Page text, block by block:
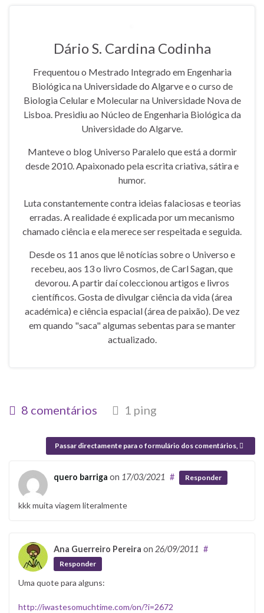
Dário S. Cardina Codinha
Frequentou o Mestrado Integrado em Engenharia
Biológica na Universidade do Algarve e o curso de
Biologia Celular e Molecular na Universidade Nova de
Lisboa. Presidiu ao Núcleo de Engenharia Biológica da
Universidade do Algarve.
Manteve o blog Universo Paralelo que está a dormir
desde 2010. Apaixonado pela escrita criativa, sátira e
humor.
Luta constantemente contra ideias falaciosas e teorias
erradas. A realidade é explicada por um mecanismo
chamado ciência e ela merece ser respeitada e seguida.
Desde os 11 anos que lê notícias sobre o Universo e
recebeu, aos 13 o livro Cosmos, de Carl Sagan, que
devorou. A partir daí coleccionou artigos e livros
científicos. Gosta de divulgar ciência da vida (área
académica) e ciência espacial (área de paixão). De vez
em quando "saca" algumas sebentas para se manter
actualizado.
8 comentários 1 ping
Passar directamente para o formulário dos comentários,
quero barriga on 17/03/2021 # Responder
kkk muita viagem literalmente
Ana Guerreiro Pereira on 26/09/2011 #
Responder
Uma quote para alguns:
http://iwastesomuchtime.com/on/?i=2672